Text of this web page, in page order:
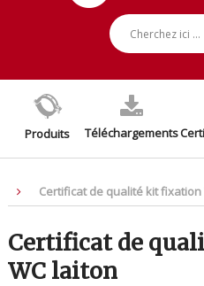
Produits Téléchargements
Certificat de qualité kit fixation
Certificat de
WC laiton